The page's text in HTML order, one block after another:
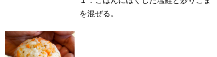
を混ぜる。